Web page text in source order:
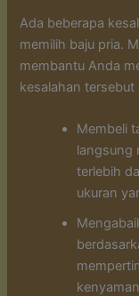
Ada beberapa
memilih baju pria.
membantu Anda
kesalahan tersebut
Membeli
langsung
terlebih
ukuran